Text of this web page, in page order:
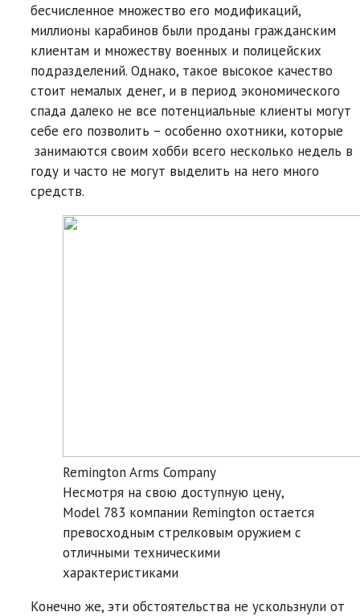
бесчисленное множество его модификаций,
миллионы карабинов были проданы гражданским
клиентам и множеству военных и полицейских
подразделений. Однако, такое высокое качество
стоит немалых денег, и в период экономического
спада далеко не все потенциальные клиенты могут
себе его позволить − особенно охотники, которые
занимаются своим хобби всего несколько недель в
году и часто не могут выделить на него много
средств.
Remington Arms Company
Несмотря на свою доступную цену,
Model 783 компании Remington остается
превосходным стрелковым оружием с
отличными техническими
характеристиками
Конечно же, эти обстоятельства не ускользнули от